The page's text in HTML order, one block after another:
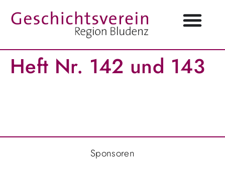
Heft Nr. 142 und 143
Sponsoren